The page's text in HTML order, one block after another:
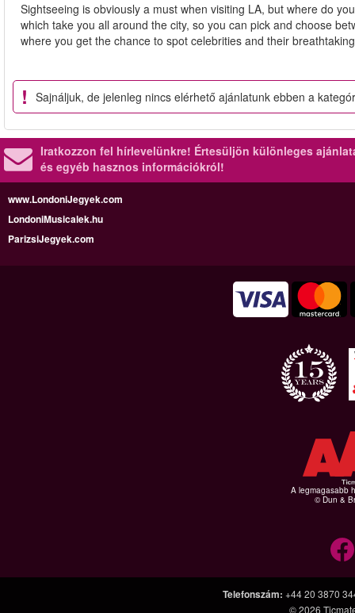
Sightseeing is obviously a must when visiting LA, but where do
which take you all around the city, so you can pick and choose
where you get the chance to spot celebrities and their
Sajnáljuk, de jelenleg nincs elérhető ajánlatunk ebben a
Iratkozzon fel hírlevelünkre! Értesüljön különleges
és egyéb hasznos információkról!
www.LondoniJegyek.com
LondoniMusicalek.hu
ParizsiJegyek.com
A legmagasabb
© Dun &
Telefonszám: +44 20 3870
© 2026